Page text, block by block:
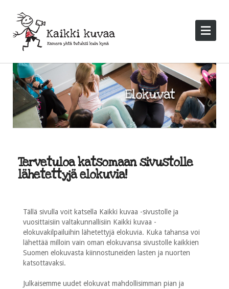
Tervetuloa katsomaan sivustolle
lähetettyjä elokuvia!
Tällä sivulla voit katsella Kaikki kuvaa -sivustolle ja
vuosittaisiin valtakunnallisiin Kaikki kuvaa -
elokuvakilpailuihin lähetettyjä elokuvia. Kuka tahansa voi
lähettää milloin vain oman elokuvansa sivustolle kaikkien
Suomen elokuvasta kiinnostuneiden lasten ja nuorten
katsottavaksi.
Julkaisemme uudet elokuvat mahdollisimman pian ja